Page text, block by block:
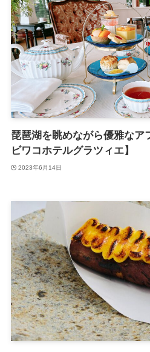
琵琶湖を眺めながら優雅なア
ビワコホテルグラツィエ】
2023年6月14日